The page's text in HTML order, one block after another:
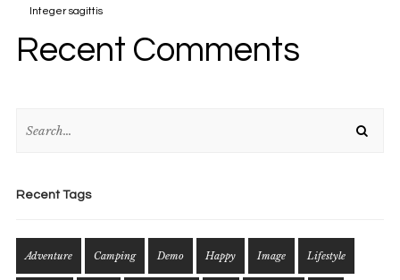
Integer sagittis
Recent Comments
Recent Tags
Adventure Camping Demo Happy Image Lifestyle